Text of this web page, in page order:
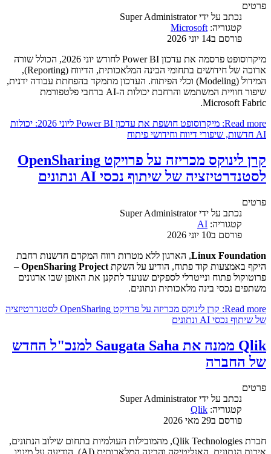
פרטים
נכתב על ידיSuper Administrator
קטגוריה: Microsoft
פורסם ב14 יוני 2026
מיקרוסופט פרסמה את עדכון Power BI לחודש יוני 2026, הכולל שורה
ארוכה של חידושים בתחומי הבינה המלאכותית, הדיווח (Reporting),
המידול (Modeling) וכלי הפיתוח. העדכון מתמקד בהפחתת עבודה ידנית,
שיפור חוויית המשתמש והרחבת יכולות ה-AI ברחבי פלטפורמת
Microsoft Fabric.
Read more: מיקרוסופט חושפת את עדכון Power BI ליוני 2026: יכולות
AI חדשות, שיפורי דיווח וחידושי פיתוח
קרן לינוקס מכריזה על פרויקט OpenSharing
לסטנדרטיזציה של שיתוף נכסי AI ונתונים
פרטים
נכתב על ידיSuper Administrator
קטגוריה: AI
פורסם ב10 יוני 2026
Linux Foundation, הארגון ללא מטרות רווח המקדם חדשנות רחבת
היקף באמצעות קוד פתוח, הודיע על השקת OpenSharing Project
–
פרוטוקול פתוח ונייטרלי לספקים שנועד לתקנן את האופן שבו ארגונים
משתפים נכסי בינה מלאכותית ונתונים.
Read more: קרן לינוקס מכריזה על פרויקט OpenSharing לסטנדרטיזציה
של שיתוף נכסי AI ונתונים
Qlik ממנה את Saugata Saha למנכ"ל החדש
של החברה
פרטים
נכתב על ידיSuper Administrator
קטגוריה: Qlik
פורסם ב29 מאי 2026
חברת Qlik Technologies, מהמובילות העולמיות בתחום שילוב הנתונים,
איכות הנתונים, האנליטיקה והבינה המלאכותית (AI), הודיעה על מינויו